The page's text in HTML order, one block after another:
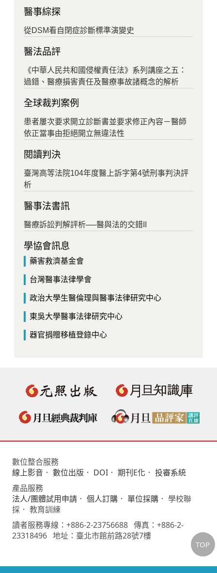
醫事綜探
從DSM看自閉症診斷標準演變史
醫法品評
《中華人民共和國侵權責任法》系列講座之五：
過錯、醫療損害責任及醫療事故諸概念的解析
全球裁判案例
患者屢次要求開立診斷書並要求修正內容－醫師
依正當事由拒絕開立無違法性
閱讀判決
臺灣高等法院104年度醫上訴字第4號刑事判決評
析
醫事法書訊
醫療訴訟判解評析──醫與法的交錯II
學協會訊息
藥害救濟基金會
台灣醫事法律學會
政治大學生醫倫理與醫事法律研究中心
東吳大學醫事法律研究中心
器官捐贈移植登錄中心
數位整合服務
線上影音 ． 數位出版 ． DOI ． 期刊E化 ． 投審系統
產品服務
法人/團體試用申請 ． 個人訂購 ． 單位採購 ． 學校聯
採． 教育訓練
讀者服務專線：+886-2-23756688 傳真：+886-2-
23318496 地址：臺北市館前路28號7樓
TOP